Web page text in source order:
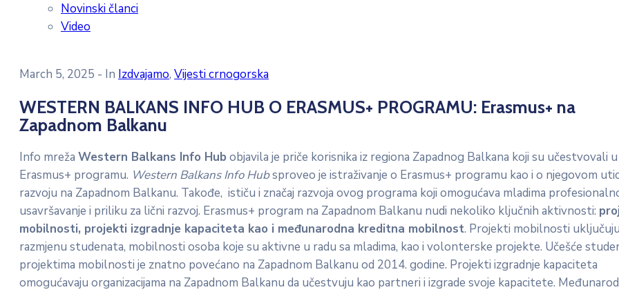
Novinski članci
Video
March 5, 2025 - In Izdvajamo‚ Vijesti crnogorska
WESTERN BALKANS INFO HUB O ERASMUS+ PROGRAMU: Erasmus+ na
Zapadnom Balkanu
Info mreža Western Balkans Info Hub objavila je priče korisnika iz regiona Zapadnog Balkana koji su učestvovali u
Erasmus+ programu. Western Balkans Info Hubsproveo je istraživanje o Erasmus+ programu kao i o njegovom
razvoju na Zapadnom Balkanu. Takođe, ističu i značaj razvoja ovog programa koji omogućava mladima
usavršavanje i priliku za lični razvoj. Erasmus+ program na Zapadnom Balkanu nudi nekoliko ključnih aktivnosti:
mobilnosti, projekti izgradnje kapaciteta kao i međunarodna kreditna mobilnost. Projekti mobilnosti uključuju
razmjenu studenata, mobilnosti osoba koje su aktivne u radu sa mladima, kao i volonterske projekte. Učešće
projektima mobilnosti je znatno povećano na Zapadnom Balkanu od 2014. godine. Projekti izgradnje kapaciteta
omogućavaju organizacijama na Zapadnom Balkanu da učestvuju kao partneri i izgrade svoje kapacitete.